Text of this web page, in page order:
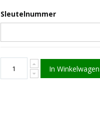
Sleutelnummer
In Winkelwagen